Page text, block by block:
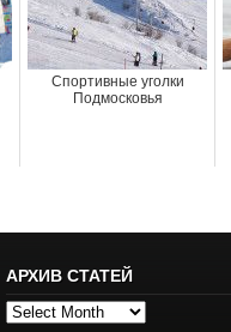
Спортивные уголки
Подмосковья
АРХИВ СТАТЕЙ
Архив